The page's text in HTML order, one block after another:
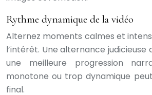
Rythme dynamique de la vidéo
Alternez moments calmes et
l’intérêt. Une alternance
une meilleure progression
monotone ou trop dynamique
final.